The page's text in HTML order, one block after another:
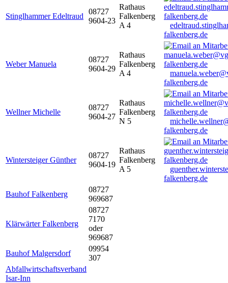
Stinglhammer Edeltraud
08727
9604-23
Rathaus
Falkenberg
A 4
falkenberg.de
Weber Manuela
08727
9604-29
Rathaus
Falkenberg
A 4
falkenberg.de
Wellner Michelle
08727
9604-27
Rathaus
Falkenberg
N 5
falkenberg.de
Wintersteiger Günther
08727
9604-19
Rathaus
Falkenberg
A 5
falkenberg.de
Bauhof Falkenberg
08727
969687
Klärwärter Falkenberg
08727
7170
oder
969687
Bauhof Malgersdorf
09954
307
Abfallwirtschaftsverband
Isar-Inn